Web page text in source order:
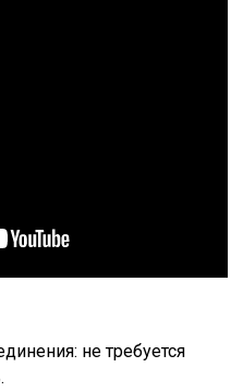
не требуется